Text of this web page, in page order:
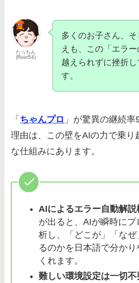
たっちん
(Ruizi54)
多くのお子さん、そ
えも、この「エラ
越えられずに挫折し
す。
「 ちゃんプロ 」が驚異の継続
理由は、この壁をAIの力で乗り
な仕組みにあります。
AIによるエラー自動解説
が出ると、AIが瞬時に
析し、「どこが」「な
るのかを日本語で分か
くれます。
難しい環境設定は一切不